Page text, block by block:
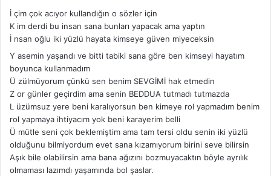
i
k
i
:
İ çim çok acıyor kullandığın o sözler için
K im derdi bu insan sana bunları yapacak ama yaptın
İ nsan oğlu iki yüzlü hayata kimseye güven miyeceksin
Y asemin yaşandı ve bitti tabiki sana göre ben kimseyi hayatım
boyunca kullanmadım
Ü zülmüyorum çünkü sen benim SEVGİMİ hak etmedin
Z or günler geçirdim ama senin BEDDUA tutmadı tutmazda
L üzümsuz yere beni karalıyorsun ben kimeye rol yapmadım benim
rol yapmaya ihtiyacım yok beni karayerim belli
Ü mütle seni çok beklemiştim ama tam tersi oldu senin iki yüzlü
olduğunu bilmiyordum evet sana kızamıyorum birini seve bilirsin
Aşık bile olabilirsin ama bana ağızını bozmuyacaktın böyle ayrılık
olmaması lazımdı yaşamında bol şaslar.